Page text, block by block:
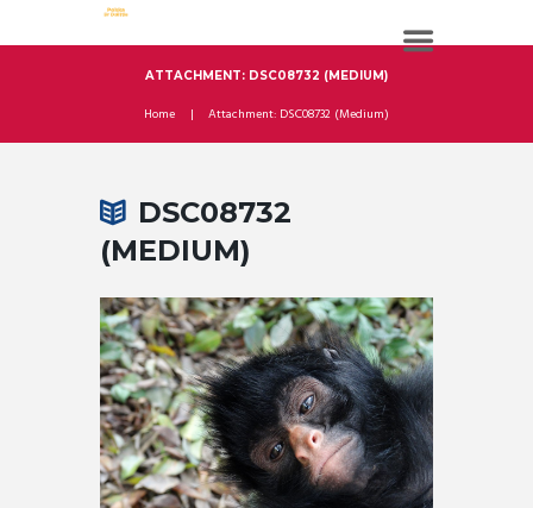
ATTACHMENT: DSC08732 (MEDIUM)
Home Attachment: DSC08732 (Medium)
DSC08732
(MEDIUM)